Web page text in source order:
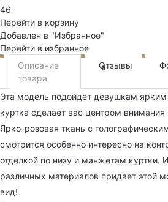
46
Перейти в корзину
Добавлен в "Избранное"
Перейти в избранное
Описание
товара
Отзывы
0
Эта модель подойдет девушкам
куртка сделает вас центром
Ярко-розовая ткань с
смотрится особенно интересно на
отделкой по низу и манжетам куртки.
различных материалов придает этой
вид!